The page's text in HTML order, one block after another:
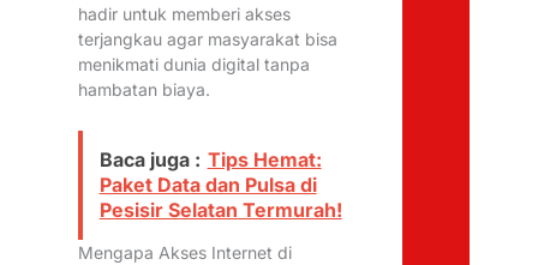
hadir untuk memberi akses
terjangkau agar masyarakat bisa
menikmati dunia digital tanpa
hambatan biaya.
Baca juga : Tips Hemat:
Paket Data dan Pulsa di
Pesisir Selatan Termurah!
Mengapa Akses Internet di